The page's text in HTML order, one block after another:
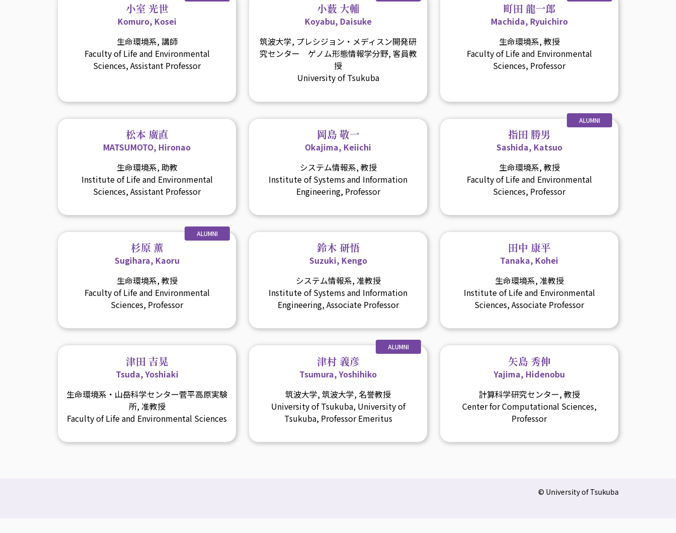
小室 光世
Komuro, Kosei
生命環境系, 講師
Faculty of Life and Environmental
Sciences, Assistant Professor
小薮 大輔
Koyabu, Daisuke
筑波大学, プレシジョン・メディスン開発研
究センター ゲノム形態情報学分野, 客員教
授
University of Tsukuba
町田 龍一郎
Machida, Ryuichiro
生命環境系, 教授
Faculty of Life and Environmental
Sciences, Professor
松本 廣直
MATSUMOTO, Hironao
生命環境系, 助教
Institute of Life and Environmental
Sciences, Assistant Professor
岡島 敬一
Okajima, Keiichi
システム情報系, 教授
Institute of Systems and Information
Engineering, Professor
ALUMNI
指田 勝男
Sashida, Katsuo
生命環境系, 教授
Faculty of Life and Environmental
Sciences, Professor
ALUMNI
杉原 薫
Sugihara, Kaoru
生命環境系, 教授
Faculty of Life and Environmental
Sciences, Professor
鈴木 研悟
Suzuki, Kengo
システム情報系, 准教授
Institute of Systems and Information
Engineering, Associate Professor
田中 康平
Tanaka, Kohei
生命環境系, 准教授
Institute of Life and Environmental
Sciences, Associate Professor
津田 吉晃
Tsuda, Yoshiaki
生命環境系・山岳科学センター菅平高原実験
所, 准教授
Faculty of Life and Environmental Sciences
ALUMNI
津村 義彦
Tsumura, Yoshihiko
筑波大学, 筑波大学, 名誉教授
University of Tsukuba, University of
Tsukuba, Professor Emeritus
矢島 秀伸
Yajima, Hidenobu
計算科学研究センター, 教授
Center for Computational Sciences,
Professor
© University of Tsukuba